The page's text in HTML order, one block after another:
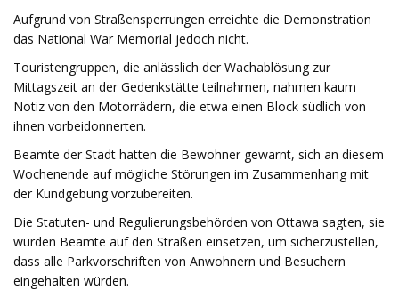
Aufgrund von Straßensperrungen erreichte die Demonstration
das National War Memorial jedoch nicht.
Touristengruppen, die anlässlich der Wachablösung zur
Mittagszeit an der Gedenkstätte teilnahmen, nahmen kaum
Notiz von den Motorrädern, die etwa einen Block südlich von
ihnen vorbeidonnerten.
Beamte der Stadt hatten die Bewohner gewarnt, sich an diesem
Wochenende auf mögliche Störungen im Zusammenhang mit
der Kundgebung vorzubereiten.
Die Statuten- und Regulierungsbehörden von Ottawa sagten, sie
würden Beamte auf den Straßen einsetzen, um sicherzustellen,
dass alle Parkvorschriften von Anwohnern und Besuchern
eingehalten würden.